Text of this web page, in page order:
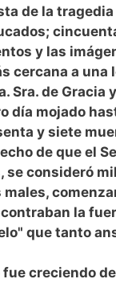
de la
y las
cercana a una
Sra. de Gracia
día mojado
y siete
de que el
se consideró
la
que tanto
creciendo